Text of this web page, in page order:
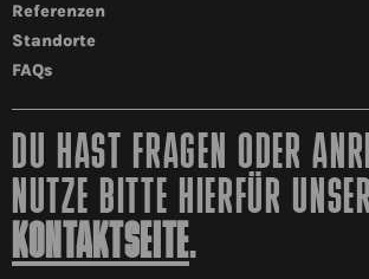
Referenzen
Standorte
FAQs
DU HAST FRAGEN ODER
NUTZE BITTE HIERFÜR
KONTAKTSEITE.